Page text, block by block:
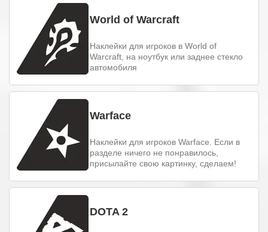
World of Warcraft
Наклейки для игроков в World of
Warcraft, на ноутбук или заднее стекло
автомобиля
Warface
Наклейки для игроков Warface. Если в
разделе ничего не понравилось,
присылайте свою картинку, сделаем!
DOTA 2